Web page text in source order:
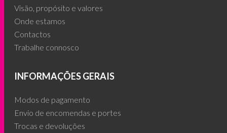
Visão, propósito e valores
Onde estamos
Contactos
Trabalhe connosco
INFORMAÇÕES GERAIS
Modos de pagamento
Envio de encomendas e portes
Trocas e devoluções